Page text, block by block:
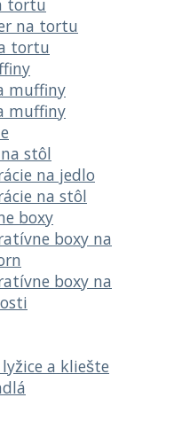
na tortu
tortu
muffiny
muffiny
stôl
na jedlo
na stôl
boxy
boxy na
boxy na
a kliešte